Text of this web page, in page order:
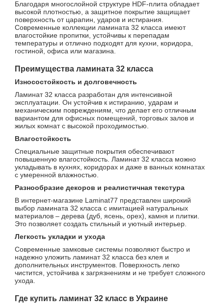
Благодаря многослойной структуре HDF-плита обладает
высокой плотностью, а защитное покрытие защищает
поверхность от царапин, ударов и истирания.
Современные коллекции ламината 32 класса имеют
влагостойкие пропитки, устойчивы к перепадам
температуры и отлично подходят для кухни, коридора,
гостиной, офиса или магазина.
Преимущества ламината 32 класса
Износостойкость и долговечность
Ламинат 32 класса разработан для интенсивной
эксплуатации. Он устойчив к истиранию, ударам и
механическим повреждениям, что делает его отличным
вариантом для офисных помещений, торговых залов и
жилых комнат с высокой проходимостью.
Влагостойкость
Специальные защитные покрытия обеспечивают
повышенную влагостойкость. Ламинат 32 класса можно
укладывать в кухнях, коридорах и даже в ванных комнатах
с умеренной влажностью.
Разнообразие декоров и реалистичная текстура
В интернет-магазине Laminat77 представлен широкий
выбор ламината 32 класса с имитацией натуральных
материалов – дерева (дуб, ясень, орех), камня и плитки.
Это позволяет создать стильный и уютный интерьер.
Легкость укладки и ухода
Современные замковые системы позволяют быстро и
надежно уложить ламинат 32 класса без клея и
дополнительных инструментов. Поверхность легко
чистится, устойчива к загрязнениям и не требует сложного
ухода.
Где купить ламинат 32 класс в Украине